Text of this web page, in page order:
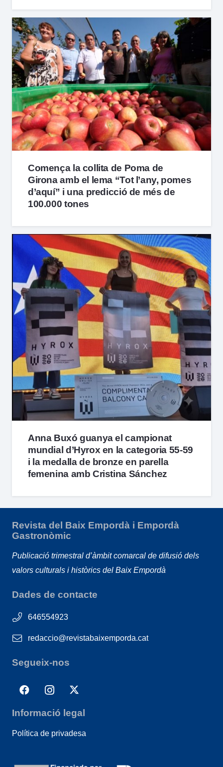
Comença la collita de Poma de
Girona amb el lema “Tot l’any, pomes
d’aquí” i una predicció de més de
100.000 tones
Anna Buxó guanya el campionat
mundial d’Hyrox en la categoria 55-59
i la medalla de bronze en parella
femenina amb Cristina Sánchez
Revista del Baix Empordà i Empordà
Gastronòmic
Publicació trimestral d’àmbit comarcal de difusió dels
valors culturals i històrics del Baix Empordà
Dades de contacte
646554923
redaccio@revistabaixemporda.cat
Segueix-nos
Informació legal
Política de privadesa